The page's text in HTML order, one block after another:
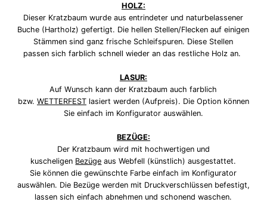
HOLZ:
Dieser Kratzbaum wurde aus entrindeter und naturbelassener
Buche (Hartholz) gefertigt. Die hellen Stellen/Flecken auf einigen
Stämmen sind ganz frische Schleifspuren. Diese Stellen
passen sich farblich schnell wieder an das restliche Holz an.
LASUR:
Auf Wunsch kann der Kratzbaum auch farblich
bzw. WETTERFEST lasiert werden (Aufpreis). Die Option können
Sie einfach im Konfigurator auswählen.
BEZÜGE:
Der Kratzbaum wird mit hochwertigen und
kuscheligen Bezüge aus Webfell (künstlich) ausgestattet.
Sie können die gewünschte Farbe einfach im Konfigurator
auswählen. DieBezüge werden mit Druckverschlüssen befestigt,
lassen sich einfach abnehmen und schonend waschen.